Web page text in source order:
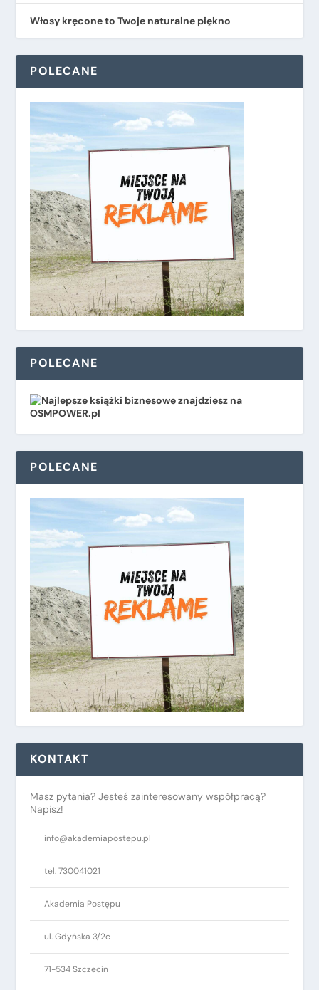
Włosy kręcone to Twoje naturalne piękno
POLECANE
POLECANE
POLECANE
KONTAKT
Masz pytania? Jesteś zainteresowany współpracą?
Napisz!
info@akademiapostepu.pl
tel. 730041021
Akademia Postępu
ul. Gdyńska 3/2c
71-534 Szczecin